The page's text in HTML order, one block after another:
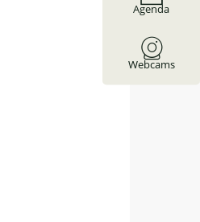
Agenda
Webcams